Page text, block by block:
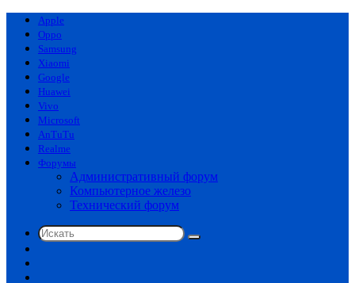
Apple
Oppo
Samsung
Xiaomi
Google
Huawei
Vivo
Microsoft
AnTuTu
Realme
Форумы
Административный форум
Компьютерное железо
Технический форум
Искать